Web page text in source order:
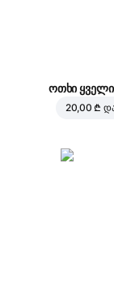
ოთხი
20,00 ₾